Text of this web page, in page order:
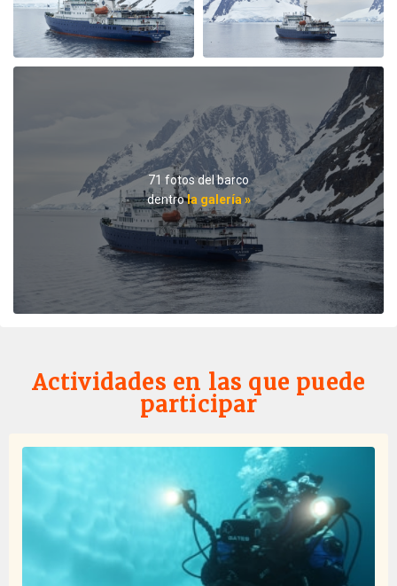
and beautiful weather after a very stormy drake
passage. Crew and guides were amazing with all the
interesting lectures and wonderful food and service.
Also the other guests on the boat were great. I truly
Antarctica
por Hedda von Olnhausen Antártida
Very unique trip to the Antarctic Peninsula and South
Circle. The staff made the trip so special. Experienced
Sono ritornata in Antartide dopo 6 anni..il mio paradiso
personale a cui si accede dopo l' inferno del passaggio
di Drake..sempre sulla Plancius perché e' la nave
perfetta, piccola, organizzatissima e green..non
pensavo che avrei uguagliato le emozioni di 6 anni
71 fotos del barco
dentrola galería »
Actividades en las que puede
participar